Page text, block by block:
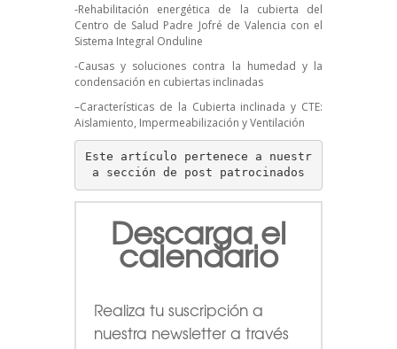
-Rehabilitación energética de la cubierta del
Centro de Salud Padre Jofré de Valencia con el
Sistema Integral Onduline
-Causas y soluciones contra la humedad y la
condensación en cubiertas inclinadas
–Características de la Cubierta inclinada y CTE:
Aislamiento, Impermeabilización y Ventilación
Este artículo pertenece a nuestr
a sección de post patrocinados
Descarga el
calendario
Realiza tu suscripción a
nuestra newsletter a través